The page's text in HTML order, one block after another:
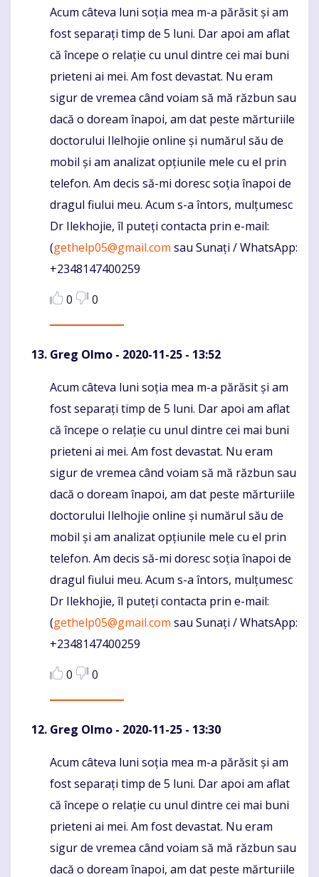
Komentaras
Acum câteva luni soția mea m-a părăsit și am
fost separați timp de 5 luni. Dar apoi am aflat
că începe o relație cu unul dintre cei mai buni
prieteni ai mei. Am fost devastat. Nu eram
sigur de vremea când voiam să mă răzbun sau
dacă o doream înapoi, am dat peste mărturiile
doctorului Ilelhojie online și numărul său de
mobil și am analizat opțiunile mele cu el prin
telefon. Am decis să-mi doresc soția înapoi de
dragul fiului meu. Acum s-a întors, mulțumesc
Dr Ilekhojie, îl puteți contacta prin e-mail:
(gethelp05@gmail.com sau Sunați / WhatsApp:
+2348147400259
0
0
Greg Olmo - 2020-11-25 - 13:52
Komentaras
Acum câteva luni soția mea m-a părăsit și am
fost separați timp de 5 luni. Dar apoi am aflat
că începe o relație cu unul dintre cei mai buni
prieteni ai mei. Am fost devastat. Nu eram
sigur de vremea când voiam să mă răzbun sau
dacă o doream înapoi, am dat peste mărturiile
doctorului Ilelhojie online și numărul său de
mobil și am analizat opțiunile mele cu el prin
telefon. Am decis să-mi doresc soția înapoi de
dragul fiului meu. Acum s-a întors, mulțumesc
Dr Ilekhojie, îl puteți contacta prin e-mail:
(gethelp05@gmail.com sau Sunați / WhatsApp:
+2348147400259
0
0
Greg Olmo - 2020-11-25 - 13:30
Komentaras
Acum câteva luni soția mea m-a părăsit și am
fost separați timp de 5 luni. Dar apoi am aflat
că începe o relație cu unul dintre cei mai buni
prieteni ai mei. Am fost devastat. Nu eram
sigur de vremea când voiam să mă răzbun sau
dacă o doream înapoi, am dat peste mărturiile